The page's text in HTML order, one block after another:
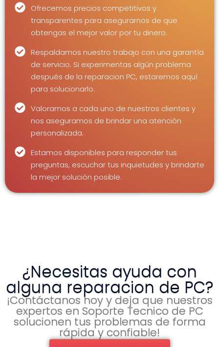
Ofrecemos precios competitivos y
transparentes para asegurarnos de que
obtengas el mejor valor por tu dinero.
Respaldamos nuestro trabajo con una garantía
de servicio. Si experimentas algún problema
después de la reparacion PC, estaremos aquí
para solucionarlo.
Valoramos a cada uno de nuestros clientes y
nos aseguramos de brindar una atención
personalizada.
Estamos disponibles para responder tus
preguntas, escuchar tus inquietudes y brindarte
la mejor solución posible.
¿Necesitas ayuda con
alguna reparacion de PC?
¡Contáctanos hoy y deja que nuestros
expertos en Soporte Tecnico de PC
solucionen tus problemas de forma
rápida y confiable!